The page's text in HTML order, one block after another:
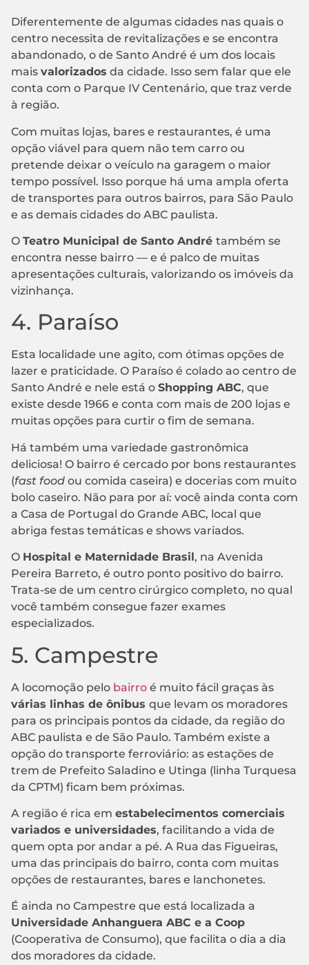
Diferentemente de algumas cidades nas quais o
centro necessita de revitalizações e se encontra
abandonado, o de Santo André é um dos locais
mais valorizados da cidade. Isso sem falar que ele
conta com o Parque IV Centenário, que traz verde
à região.
Com muitas lojas, bares e restaurantes, é uma
opção viável para quem não tem carro ou
pretende deixar o veículo na garagem o maior
tempo possível. Isso porque há uma ampla oferta
de transportes para outros bairros, para São Paulo
e as demais cidades do ABC paulista.
O Teatro Municipal de Santo André também se
encontra nesse bairro — e é palco de muitas
apresentações culturais, valorizando os imóveis da
vizinhança.
4. Paraíso
Esta localidade une agito, com ótimas opções de
lazer e praticidade. O Paraíso é colado ao centro de
Santo André e nele está o Shopping ABC, que
existe desde 1966 e conta com mais de 200 lojas e
muitas opções para curtir o fim de semana.
Há também uma variedade gastronômica
deliciosa! O bairro é cercado por bons restaurantes
(fast food ou comida caseira) e docerias com muito
bolo caseiro. Não para por aí: você ainda conta com
a Casa de Portugal do Grande ABC, local que
abriga festas temáticas e shows variados.
O Hospital e Maternidade Brasil , na Avenida
Pereira Barreto, é outro ponto positivo do bairro.
Trata-se de um centro cirúrgico completo, no qual
você também consegue fazer exames
especializados.
5. Campestre
A locomoção pelo bairro é muito fácil graças às
várias linhas de ônibus que levam os moradores
para os principais pontos da cidade, da região do
ABC paulista e de São Paulo. Também existe a
opção do transporte ferroviário: as estações de
trem de Prefeito Saladino e Utinga (linha Turquesa
da CPTM) ficam bem próximas.
A região é rica em estabelecimentos comerciais
variados e universidades, facilitando a vida de
quem opta por andar a pé. A Rua das Figueiras,
uma das principais do bairro, conta com muitas
opções de restaurantes, bares e lanchonetes.
É ainda no Campestre que está localizada a
Universidade Anhanguera ABC e a Coop
(Cooperativa de Consumo), que facilita o dia a dia
dos moradores da cidade.